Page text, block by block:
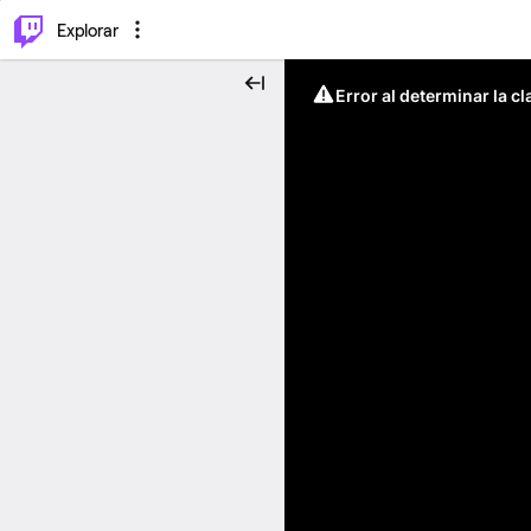
Explorar
Error al determinar la